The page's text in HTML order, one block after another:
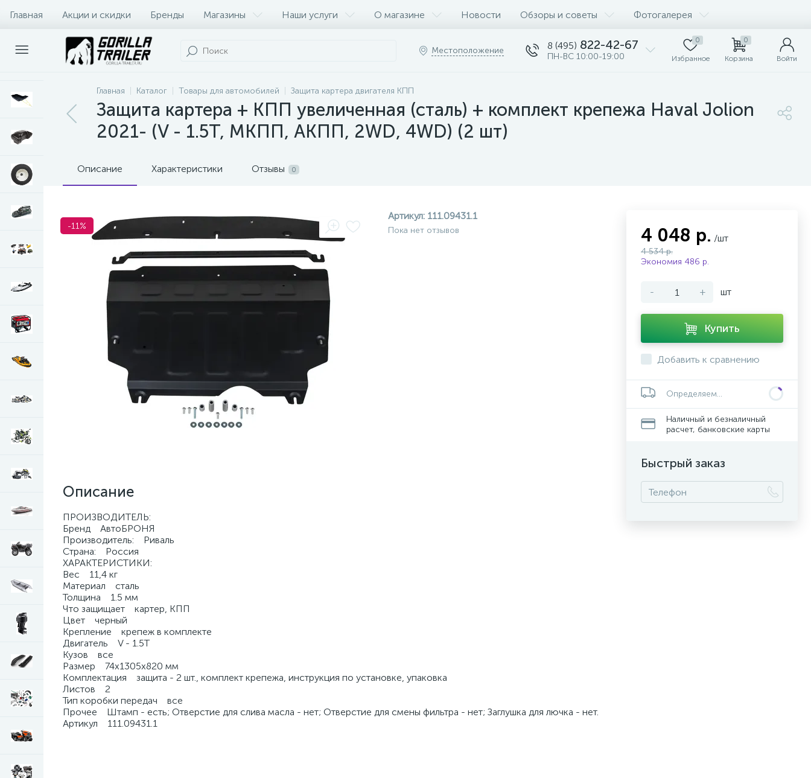
Главная Акции и скидки Бренды Магазины Наши услуги О магазине Новости Обзоры и советы Фотогалерея
Оплата и доставка Контакты
Местоположение 8 (495) 822-42-67
ПН-ВС 10:00-19:00
0
Избранное
0
Корзина Войти
Главная Каталог Товары для автомобилей Защита картера двигателя КПП
Защита картера + КПП увеличенная (сталь) + комплект крепежа Haval Jolion
2021- (V - 1.5Т, МКПП, АКПП, 2WD, 4WD) (2 шт)
Описание Характеристики Отзывы 0
-11%
Артикул: 111.09431.1
Пока нет отзывов
Описание
ПРОИЗВОДИТЕЛЬ:
Бренд АвтоБРОНЯ
Производитель: Риваль
Страна: Россия
ХАРАКТЕРИСТИКИ:
Вес 11,4 кг
Материал сталь
Толщина 1.5 мм
Что защищает картер, КПП
Цвет черный
Крепление крепеж в комплекте
Двигатель V - 1.5T
Кузов все
Размер 74х1305х820 мм
Комплектация защита - 2 шт., комплект крепежа, инструкция по установке, упаковка
Листов 2
Тип коробки передач все
Прочее Штамп - есть; Отверстие для слива масла - нет; Отверстие для смены фильтра - нет; Заглушка для лючка - нет.
Артикул 111.09431.1
4 048 р. /шт
4 534 р.
Экономия 486 р.
- + шт
Купить
Добавить к сравнению
Определяем...
Наличный и безналичный
расчет, банковские карты
Быстрый заказ